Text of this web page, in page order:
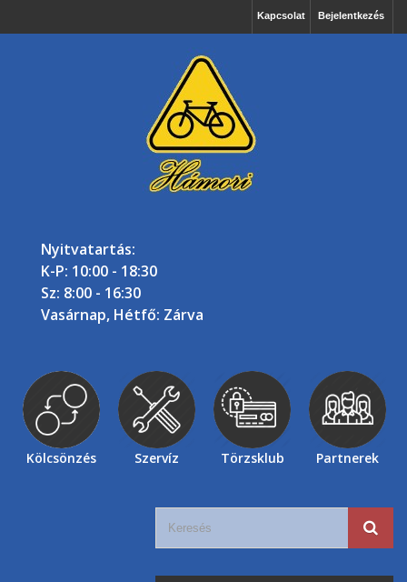
Bejelentkezés
Kapcsolat
Nyitvatartás:
K-P: 10:00 - 18:30
Sz: 8:00 - 16:30
Vasárnap, Hétfő: Zárva
Kölcsönzés Szervíz Törzsklub Partnerek